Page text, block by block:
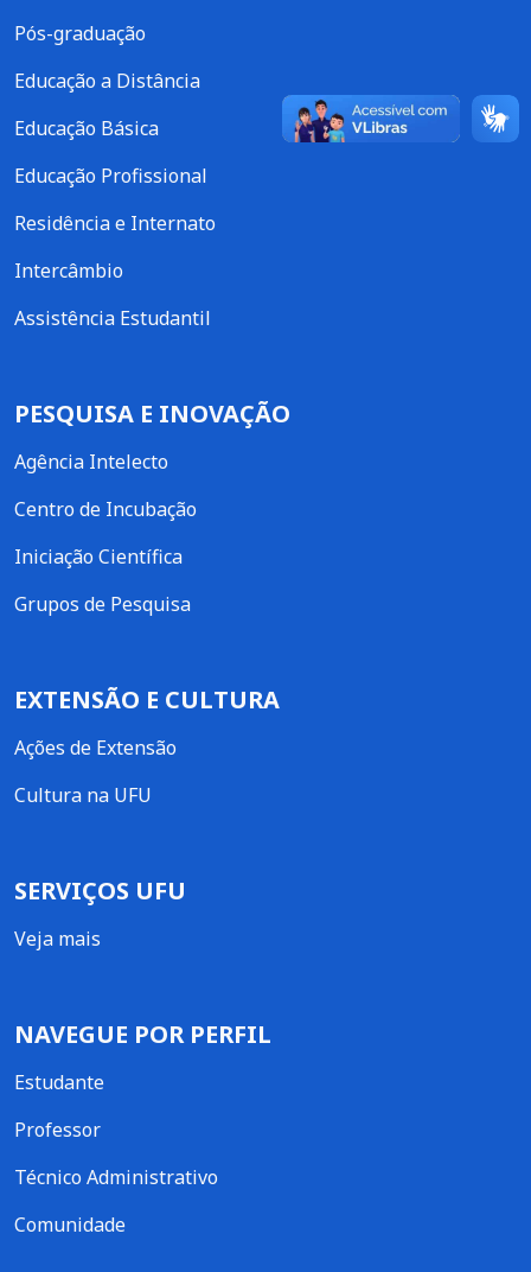
Pós-graduação
Educação a Distância
Educação Básica
Educação Profissional
Residência e Internato
Intercâmbio
Assistência Estudantil
PESQUISA E INOVAÇÃO
Agência Intelecto
Centro de Incubação
Iniciação Científica
Grupos de Pesquisa
EXTENSÃO E CULTURA
Ações de Extensão
Cultura na UFU
SERVIÇOS UFU
Veja mais
NAVEGUE POR PERFIL
Estudante
Professor
Técnico Administrativo
Comunidade